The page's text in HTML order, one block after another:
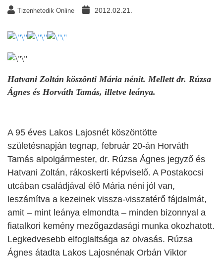
Tizenhetedik Online 2012.02.21.
Hatvani Zoltán köszönti Mária nénit. Mellett dr. Rúzsa
Ágnes és Horváth Tamás, illetve leánya.
A 95 éves Lakos Lajosnét köszöntötte
születésnapján tegnap, február 20-án Horváth
Tamás alpolgármester, dr. Rúzsa Ágnes jegyző és
Hatvani Zoltán, rákoskerti képviselő. A Postakocsi
utcában családjával élő Mária néni jól van,
leszámítva a kezeinek vissza-visszatérő fájdalmát,
amit – mint leánya elmondta – minden bizonnyal a
fiatalkori kemény mezőgazdasági munka okozhatott.
Legkedvesebb elfoglaltsága az olvasás. Rúzsa
Ágnes átadta Lakos Lajosnénak Orbán Viktor